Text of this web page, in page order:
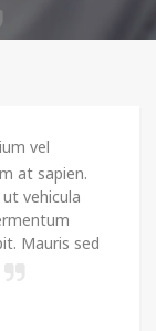
vel
at sapien.
vehicula
Mauris sed